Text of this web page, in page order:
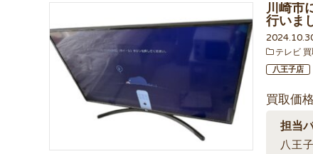
川崎市
行いま
テレビ
八王子店
買取価格
担当
八王